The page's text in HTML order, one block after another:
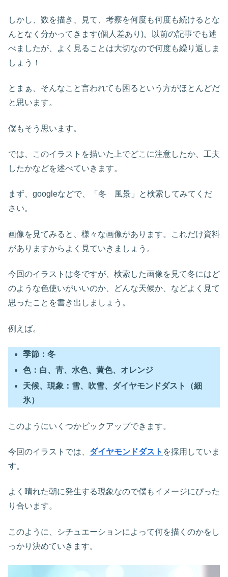
しかし、数を描き、見て、考察を何度も何度も続けるとな
んとなく分かってきます(個人差あり)。以前の記事でも述
べましたが、よく見ることは大切なので何度も繰り返しま
しょう！
とまぁ、そんなこと言われても困るという方がほとんどだ
と思います。
僕もそう思います。
では、このイラストを描いた上でどこに注意したか、工夫
したかなどを述べていきます。
まず、googleなどで、「冬 風景」と検索してみてくだ
さい。
画像を見てみると、様々な画像があります。これだけ資料
がありますからよく見ていきましょう。
今回のイラストは冬ですが、検索した画像を見て冬にはど
のような色使いがいいのか、どんな天候か、などよく見て
思ったことを書き出しましょう。
例えば。
季節：冬
色：白、青、水色、黄色、オレンジ
天候、現象：雪、吹雪、ダイヤモンドダスト（細
氷）
このようにいくつかピックアップできます。
今回のイラストでは、 ダイヤモンドダスト を採用していま
す。
よく晴れた朝に発生する現象なので僕もイメージにぴった
り合います。
このように、シチュエーションによって何を描くのかをし
っかり決めていきます。